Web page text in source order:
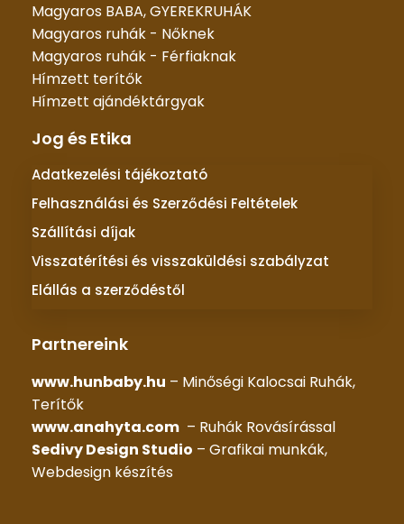
Magyaros BABA, GYEREKRUHÁK
Magyaros ruhák - Nőknek
Magyaros ruhák - Férfiaknak
Hímzett terítők
Hímzett ajándéktárgyak
Jog és Etika
Adatkezelési tájékoztató
Felhasználási és Szerződési Feltételek
Szállítási díjak
Visszatérítési és visszaküldési szabályzat
Elállás a szerződéstől
Partnereink
www.hunbaby.hu – Minőségi Kalocsai Ruhák,
Terítők
www.anahyta.com – Ruhák Rovásírással
Sedivy Design Studio – Grafikai munkák,
Webdesign készítés